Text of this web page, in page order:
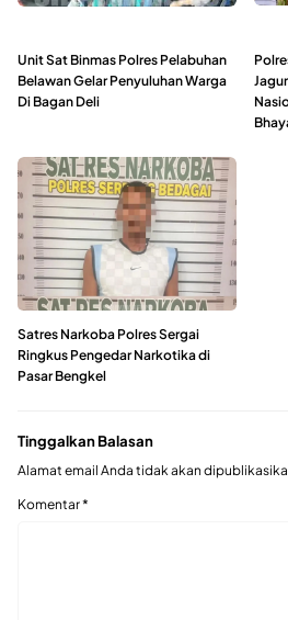
Unit Sat Binmas Polres Pelabuhan
Belawan Gelar Penyuluhan Warga
Di Bagan Deli
Satres Narkoba Polres Sergai
Ringkus Pengedar Narkotika di
Pasar Bengkel
Tinggalkan Balasan
Alamat email Anda tidak akan
Komentar*